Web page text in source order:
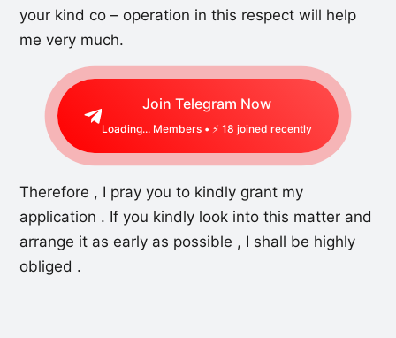
your kind co – operation in this respect will help
me very much.
Join Telegram Now
Loading... Members • ⚡ 18 joined recently
Therefore , I pray you to kindly grant my
application . If you kindly look into this matter and
arrange it as early as possible , I shall be highly
obliged .